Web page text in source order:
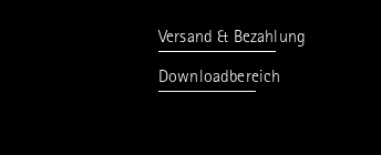
Versand & Bezahlung
Downloadbereich